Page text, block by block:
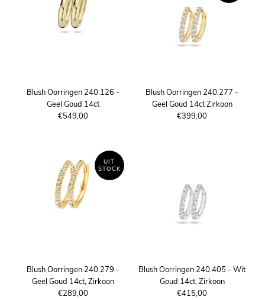
Blush Oorringen 240.126 -
Geel Goud 14ct
€549,00
Blush Oorringen 240.277 -
Geel Goud 14ct Zirkoon
€399,00
UIT
STOCK
Blush Oorringen 240.279 -
Geel Goud 14ct, Zirkoon
€289,00
Blush Oorringen 240.405 - Wit
Goud 14ct, Zirkoon
€415,00